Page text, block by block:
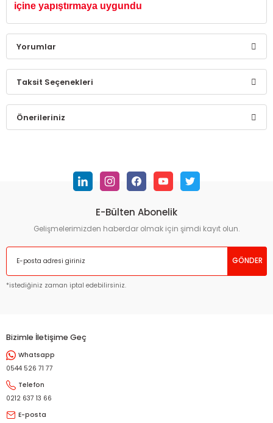
içine yapıştırmaya uygundu
Yorumlar
Bu ürüne ilk yorumu siz yapın!
Yorum Yaz
Taksit Seçenekleri
Önerileriniz
kullanarak tarafımıza iletebilirsiniz.
Görüş ve önerileriniz için teşekkür ederiz.
Ürün resmi kalitesiz, bozuk veya görüntülenemiyor.
Ürün açıklamasında eksik bilgiler bulunuyor.
Ürün bilgilerinde hatalar bulunuyor.
Ürün fiyatı diğer sitelerden daha pahalı.
E-Bülten Abonelik
Gelişmelerimizden haberdar olmak için şimdi kayıt olun.
GÖNDER
*istediğiniz zaman iptal edebilirsiniz.
Bizimle İletişime Geç
Whatsapp
0544 526 71 77
Telefon
0212 637 13 66
E-posta